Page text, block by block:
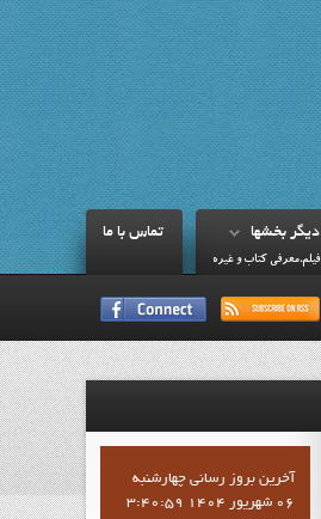
ديگر بخشها
فيلم،معرفي کتاب و غيره
تماس با ما
آخرين بروز رساني چهارشنبه
06 شهریور 1404 3:40:59